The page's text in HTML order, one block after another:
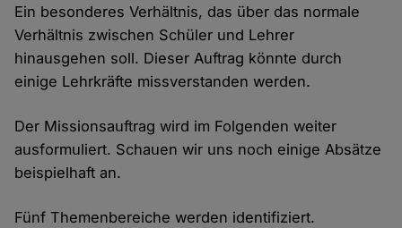
Ein besonderes Verhältnis, das über das normale
Verhältnis zwischen Schüler und Lehrer
hinausgehen soll. Dieser Auftrag könnte durch
einige Lehrkräfte missverstanden werden.
Der Missionsauftrag wird im Folgenden weiter
ausformuliert. Schauen wir uns noch einige Absätze
beispielhaft an.
Fünf Themenbereiche werden identifiziert.